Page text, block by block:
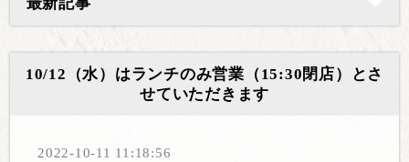
最新記事
10/12（水）はランチのみ営業（15:30閉店）とさ
せていただきます
2022-10-11 11:18:56